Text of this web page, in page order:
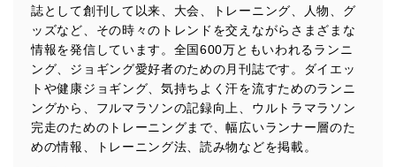
誌として創刊して以来、大会、トレーニング、人物、グ
ッズなど、その時々のトレンドを交えながらさまざまな
情報を発信しています。全国600万ともいわれるランニ
ング、ジョギング愛好者のための月刊誌です。ダイエッ
トや健康ジョギング、気持ちよく汗を流すためのランニ
ングから、フルマラソンの記録向上、ウルトラマラソン
完走のためのトレーニングまで、幅広いランナー層のた
めの情報、トレーニング法、読み物などを掲載。